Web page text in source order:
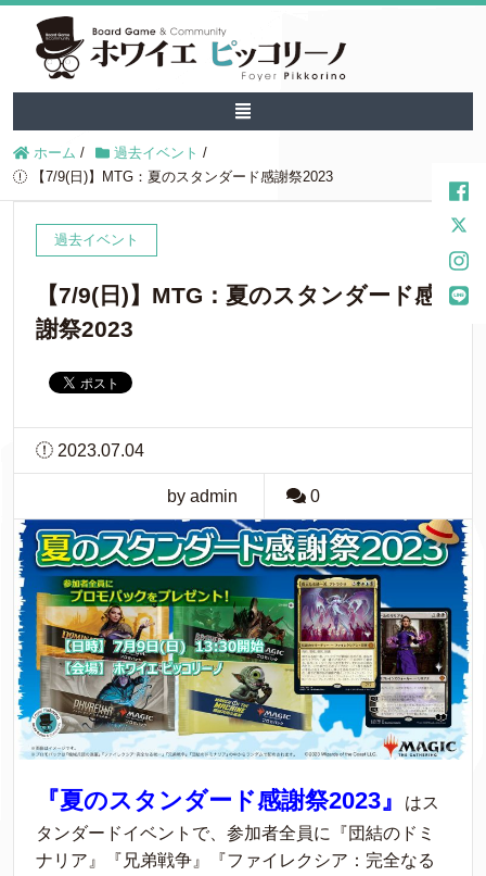
ホーム / 過去イベント /
【7/9(日)】MTG：夏のスタンダード感謝祭2023
過去イベント
【7/9(日)】MTG：夏のスタンダード感
謝祭2023
2023.07.04
by admin 0
『夏のスタンダード感謝祭2023』
はス
タンダードイベントで、参加者全員に『団結のドミ
ナリア』『兄弟戦争』『ファイレクシア：完全なる